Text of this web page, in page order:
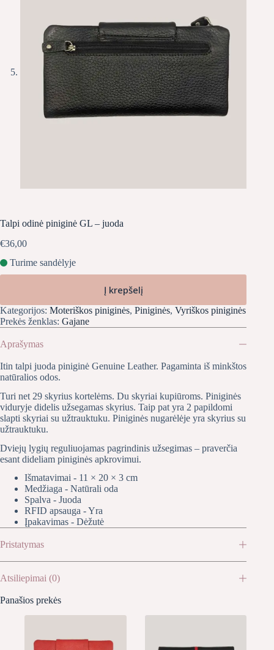
Talpi odinė piniginė GL – juoda
€36,00
Turime sandėlyje
Į krepšelį
Kategorijos: Moteriškos piniginės, Piniginės, Vyriškos piniginės
Prekės ženklas: Gajane
Aprašymas
Itin talpi juoda piniginė Genuine Leather. Pagaminta iš minkštos
natūralios odos.
Turi net 29 skyrius kortelėms. Du skyriai kupiūroms. Piniginės
viduryje didelis užsegamas skyrius. Taip pat yra 2 papildomi
slapti skyriai su užtrauktuku. Piniginės nugarėlėje yra skyrius su
užtrauktuku.
Dviejų lygių reguliuojamas pagrindinis užsegimas – praverčia
esant dideliam piniginės apkrovimui.
Išmatavimai - 11 × 20 × 3 cm
Medžiaga - Natūrali oda
Spalva - Juoda
RFID apsauga - Yra
Įpakavimas - Dėžutė
Pristatymas
Atsiliepimai (0)
Panašios prekės